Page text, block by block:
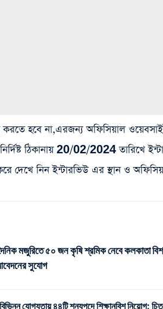
হবে না,এরজন্য অফিসিয়াল
ঠিকানায় 20/02/2024 তারিখে
দেখে নিন ইন্টারভিউ এর স্থান ও
মজুরিতে ৫০ জন কৃষি শ্রমিক নেবে কলকাতা
সুযোগ
যোগ্যতায় ৪৪টি শূন্যপদে শিক্ষানবিশ নিয়োগ: